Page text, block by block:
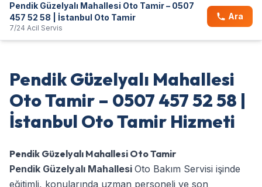
Pendik Güzelyalı Mahallesi Oto Tamir – 0507
457 52 58 | İstanbul Oto Tamir
7/24 Acil Servis
Ara
Pendik Güzelyalı Mahallesi
Oto Tamir – 0507 457 52 58 |
İstanbul Oto Tamir Hizmeti
Pendik Güzelyalı Mahallesi Oto Tamir
Pendik Güzelyalı Mahallesi Oto Bakım Servisi işinde
eğitimli, konularında uzman personeli ve son